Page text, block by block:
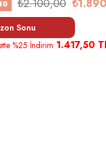
₺2.100,00
Sonu
%25 İndirim 1.417,50